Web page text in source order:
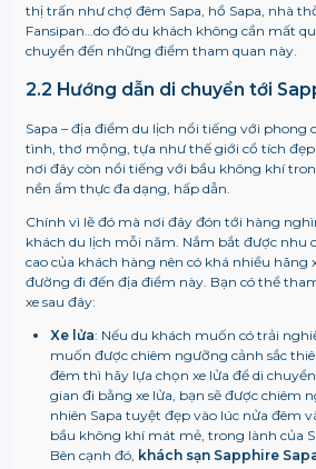
thị trấn như chợ đêm Sapa, hồ Sapa, nhà
Fansipan…do đó du khách không cần mất
chuyển đến những điểm tham quan này.
2.2 Hướng dẫn di chuyển tới
Sapa – địa điểm du lịch nổi tiếng với phong
tình, thơ mộng, tựa như thế giới cổ tích đẹp
nơi đây còn nổi tiếng với bầu không khí
nền ẩm thực đa dạng, hấp dẫn.
Chính vì lẽ đó mà nơi đây đón tới hàng
khách du lịch mỗi năm. Nắm bắt được nhu
cao của khách hàng nên có khá nhiều hãng
đường đi đến địa điểm này. Bạn có thể
xe sau đây:
Xe lửa: Nếu du khách muốn có trải
muốn được chiêm ngưỡng cảnh sắc
đêm thì hãy lựa chọn xe lửa để di
gian đi bằng xe lửa, bạn sẽ được chiêm
nhiên Sapa tuyệt đẹp vào lúc nửa đêm
bầu không khí mát mẻ, trong lành của
Bên cạnh đó, khách sạn Sapphire